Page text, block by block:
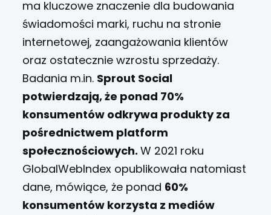
ma kluczowe znaczenie dla budowania
świadomości marki, ruchu na stronie
internetowej, zaangażowania klientów
oraz ostatecznie wzrostu sprzedaży.
Badania m.in. Sprout Social
potwierdzają, że ponad 70%
konsumentów odkrywa produkty za
pośrednictwem platform
społecznościowych.W 2021 roku
GlobalWebIndex opublikowała natomiast
dane, mówiące, że ponad 60%
konsumentów korzysta z mediów